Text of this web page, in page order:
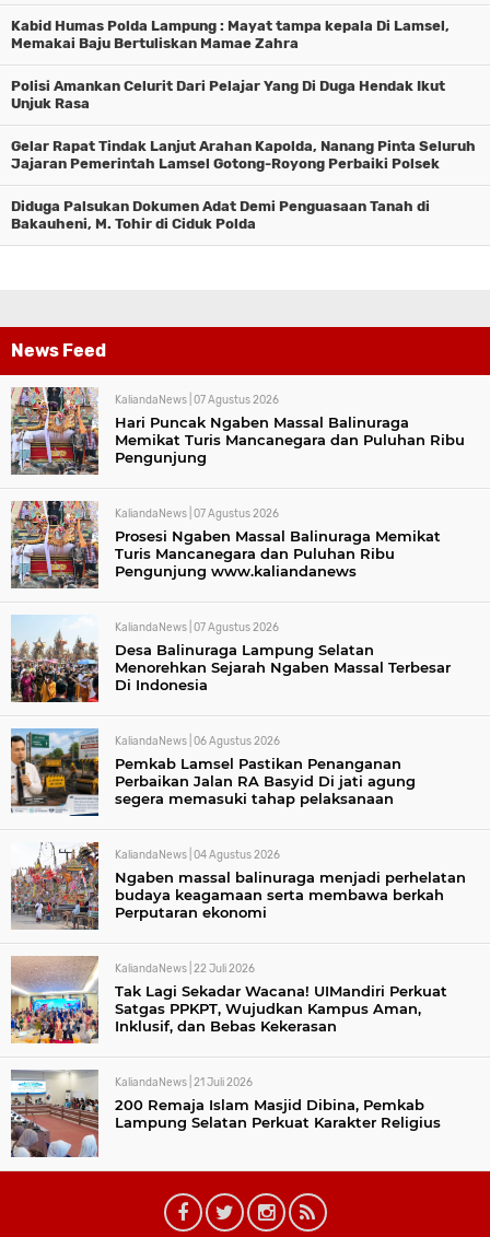
Kabid Humas Polda Lampung : Mayat tampa kepala Di Lamsel,
Memakai Baju Bertuliskan Mamae Zahra
Polisi Amankan Celurit Dari Pelajar Yang Di Duga Hendak Ikut
Unjuk Rasa
Gelar Rapat Tindak Lanjut Arahan Kapolda, Nanang Pinta Seluruh
Jajaran Pemerintah Lamsel Gotong-Royong Perbaiki Polsek
Candipu
Diduga Palsukan Dokumen Adat Demi Penguasaan Tanah di
Bakauheni, M. Tohir di Ciduk Polda
News Feed
KaliandaNews | 07 Agustus 2026
Hari Puncak Ngaben Massal Balinuraga
Memikat Turis Mancanegara dan Puluhan Ribu
Pengunjung
KaliandaNews | 07 Agustus 2026
Prosesi Ngaben Massal Balinuraga Memikat
Turis Mancanegara dan Puluhan Ribu
Pengunjung www.kaliandanews
KaliandaNews | 07 Agustus 2026
Desa Balinuraga Lampung Selatan
Menorehkan Sejarah Ngaben Massal Terbesar
Di Indonesia
KaliandaNews | 06 Agustus 2026
Pemkab Lamsel Pastikan Penanganan
Perbaikan Jalan RA Basyid Di jati agung
segera memasuki tahap pelaksanaan
KaliandaNews | 04 Agustus 2026
Ngaben massal balinuraga menjadi perhelatan
budaya keagamaan serta membawa berkah
Perputaran ekonomi
KaliandaNews | 22 Juli 2026
Tak Lagi Sekadar Wacana! UIMandiri Perkuat
Satgas PPKPT, Wujudkan Kampus Aman,
Inklusif, dan Bebas Kekerasan
KaliandaNews | 21 Juli 2026
200 Remaja Islam Masjid Dibina, Pemkab
Lampung Selatan Perkuat Karakter Religius